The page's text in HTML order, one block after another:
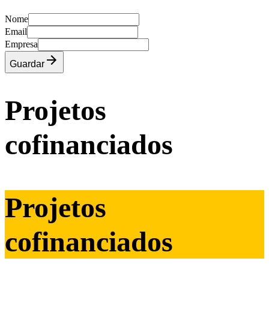
Nome
Email
Empresa
Guardar
Projetos
cofinanciados
Projetos
cofinanciados